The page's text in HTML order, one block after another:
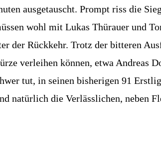
ausgetauscht. Prompt riss die
wohl mit Lukas Thürauer und
der Rückkehr. Trotz der bitteren
verleihen können, etwa Andreas
tut, in seinen bisherigen 91
natürlich die Verlässlichen, neben